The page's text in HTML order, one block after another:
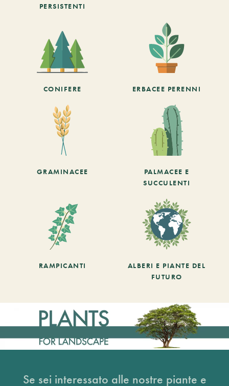
PERSISTENTI
CONIFERE ERBACEE PERENNI
GRAMINACEE
PALMACEE E
SUCCULENTI
RAMPICANTI
ALBERI E PIANTE DEL
FUTURO
Se sei interessato alle nostre piante e